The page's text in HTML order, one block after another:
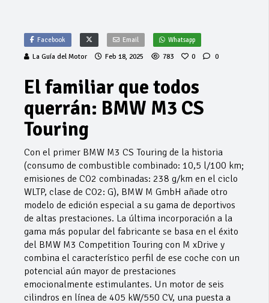
Facebook Email Whatsapp
La Guía del Motor Feb 18, 2025 783 0 0
El familiar que todos
querrán: BMW M3 CS
Touring
Con el primer BMW M3 CS Touring de la historia
(consumo de combustible combinado: 10,5 l/100 km;
emisiones de CO2 combinadas: 238 g/km en el ciclo
WLTP, clase de CO2: G), BMW M GmbH añade otro
modelo de edición especial a su gama de deportivos
de altas prestaciones. La última incorporación a la
gama más popular del fabricante se basa en el éxito
del BMW M3 Competition Touring con M xDrive y
combina el característico perfil de ese coche con un
potencial aún mayor de prestaciones
emocionalmente estimulantes. Un motor de seis
cilindros en línea de 405 kW/550 CV, una puesta a